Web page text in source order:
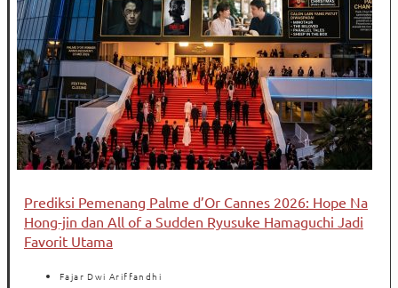
Prediksi Pemenang Palme d’Or Cannes 2026: Hope Na
Hong-jin dan All of a Sudden Ryusuke Hamaguchi Jadi
Favorit Utama
Fajar Dwi Ariffandhi